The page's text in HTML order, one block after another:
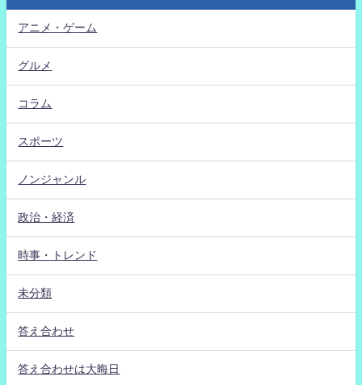
アニメ・ゲーム
グルメ
コラム
スポーツ
ノンジャンル
政治・経済
時事・トレンド
未分類
答え合わせ
答え合わせは大晦日